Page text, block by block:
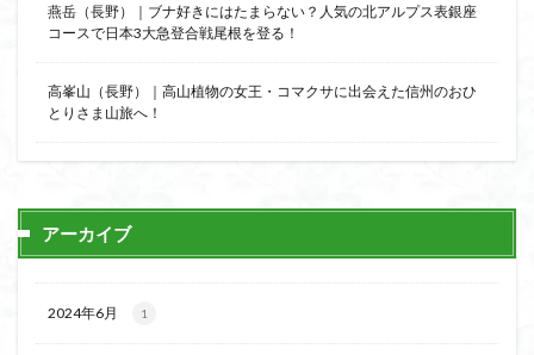
燕岳（長野）｜ブナ好きにはたまらない？人気の北アルプス表銀座
コースで日本3大急登合戦尾根を登る！
高峯山（長野）｜高山植物の女王・コマクサに出会えた信州のおひ
とりさま山旅へ！
アーカイブ
2024年6月 1